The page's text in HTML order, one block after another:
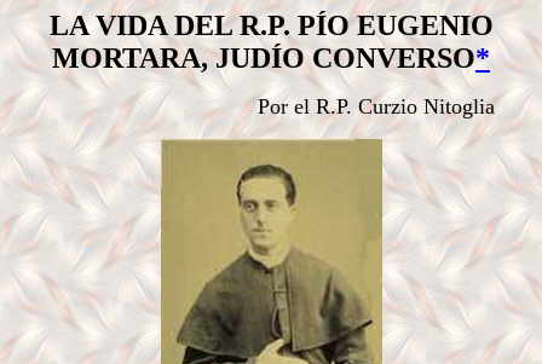
LA VIDA DEL R.P. PÍO EUGENIO
MORTARA, JUDÍO CONVERSO*
Por el R.P. Curzio Nitoglia